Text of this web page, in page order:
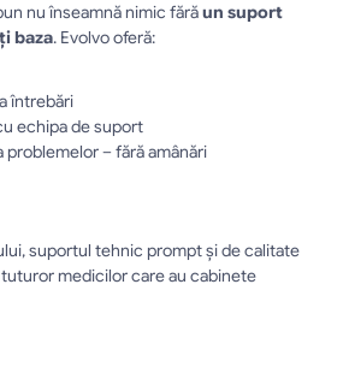
nu înseamnă nimic fără un suport
baza. Evolvo oferă:
întrebări
echipa de suport
problemelor – fără amânări
suportul tehnic prompt și de calitate
medicilor care au cabinete